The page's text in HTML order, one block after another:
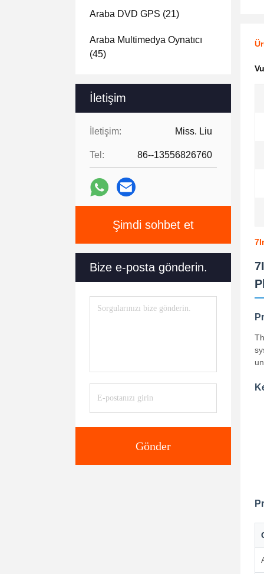
Araba DVD GPS (21)
Araba Multimedya Oynatıcı
(45)
İletişim
İletişim: Miss. Liu
Tel: 86--13556826760
Şimdi sohbet et
Bize e-posta gönderin.
Gönder